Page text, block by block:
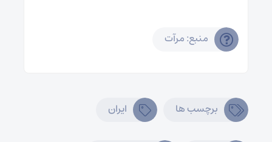
منبع: مرآت
برچسب ها ایران